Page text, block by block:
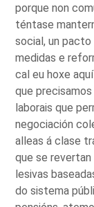
porque non
téntase
social, un pacto
medidas e
cal eu hoxe
que
laborais que
negociación
alleas á clase
que se
lesivas
do sistema